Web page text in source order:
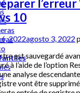
10
2022agosto 3, 2022
est sauvegardé
à l’aide de l’option
analyse
vont être